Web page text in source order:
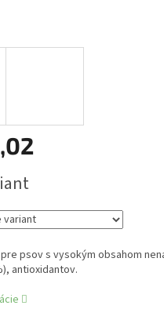
psov s vysokým obsahom
antioxidantov.